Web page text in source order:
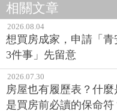
相關文章
2026.08.04
想買房成家，申請「
3件事」先留意
2026.07.30
房屋也有履歷表？什
是買房前必讀的保命符